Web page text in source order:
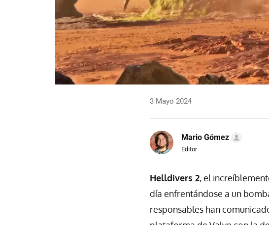
3 Mayo 2024
Mario Gómez
Editor
Helldivers 2, el
día enfrentándose a un
responsables han